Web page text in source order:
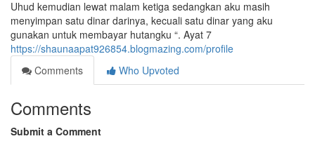
Uhud kemudian lewat malam ketiga sedangkan aku masih
menyimpan satu dinar darinya, kecuali satu dinar yang aku
gunakan untuk membayar hutangku “. Ayat 7
https://shaunaapat926854.blogmazing.com/profile
Comments
Who Upvoted
Comments
Submit a Comment